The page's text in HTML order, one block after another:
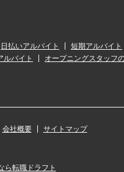
日払いアルバイト
短期アルバイト
ルバイト
オープニングスタッフ
会社概要 サイトマップ
ら転職ドラフト